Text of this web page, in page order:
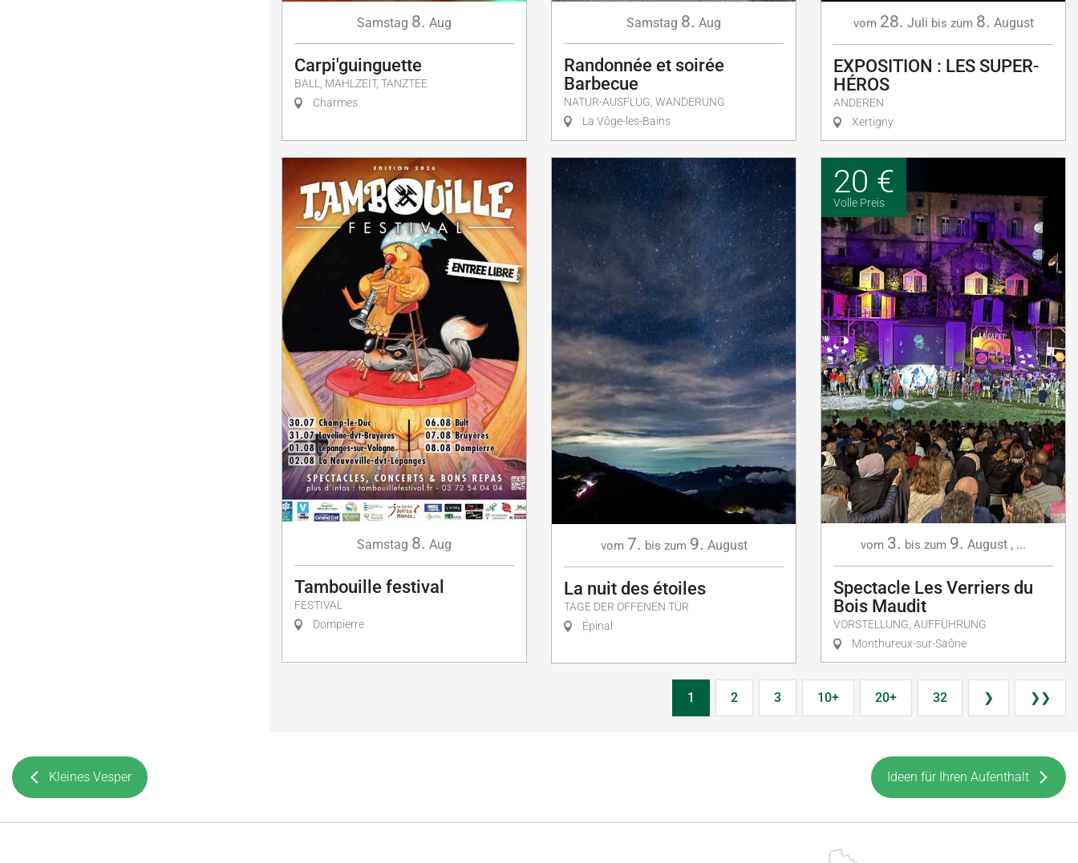
Samstag 8. Aug
Carpi'guinguette
BALL, MAHLZEIT, TANZTEE
Charmes
Samstag 8. Aug
Randonnée et soirée
Barbecue
NATUR-AUSFLUG, WANDERUNG
La Vôge-les-Bains
vom 28. Juli bis zum 8. August
EXPOSITION : LES SUPER-
HÉROS
ANDEREN
Xertigny
Samstag 8. Aug
Tambouille festival
FESTIVAL
Dompierre
vom 7. bis zum 9. August
La nuit des étoiles
TAGE DER OFFENEN TÜR
Épinal
20 €
Volle Preis
vom 3. bis zum 9. August , ...
Spectacle Les Verriers du
Bois Maudit
VORSTELLUNG, AUFFÜHRUNG
Monthureux-sur-Saône
1 2 3 10+ 20+ 32 ❯ ❯❯
Kleines Vesper Ideen für Ihren Aufenthalt